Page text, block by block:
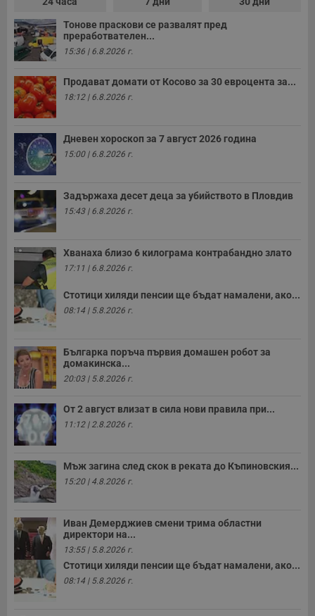
Тонове праскови се развалят пред
преработвателен...
15:36 | 6.8.2026 г.
Продават домати от Косово за 30 евроцента за...
18:12 | 6.8.2026 г.
Дневен хороскоп за 7 август 2026 година
15:00 | 6.8.2026 г.
Задържаха десет деца за убийството в Пловдив
15:43 | 6.8.2026 г.
Хванаха близо 6 килограма контрабандно злато
17:11 | 6.8.2026 г.
Стотици хиляди пенсии ще бъдат намалени, ако...
08:14 | 5.8.2026 г.
Българка поръча първия домашен робот за
домакинска...
20:03 | 5.8.2026 г.
От 2 август влизат в сила нови правила при...
11:12 | 2.8.2026 г.
Мъж загина след скок в реката до Къпиновския...
15:20 | 4.8.2026 г.
Иван Демерджиев смени трима областни
директори на...
13:55 | 5.8.2026 г.
Стотици хиляди пенсии ще бъдат намалени, ако...
08:14 | 5.8.2026 г.